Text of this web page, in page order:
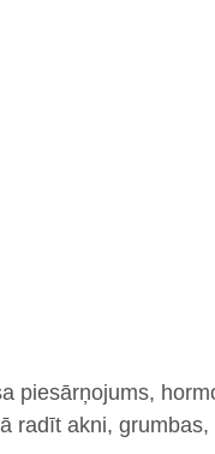
piesārņojums,
radīt akni, grumbas,